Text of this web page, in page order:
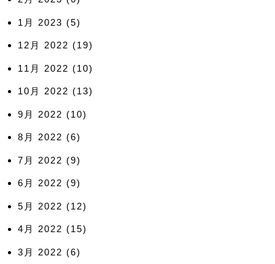
1月 2023 (5)
12月 2022 (19)
11月 2022 (10)
10月 2022 (13)
9月 2022 (10)
8月 2022 (6)
7月 2022 (9)
6月 2022 (9)
5月 2022 (12)
4月 2022 (15)
3月 2022 (6)